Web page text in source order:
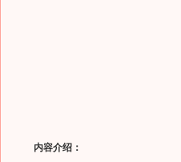
内容介绍：